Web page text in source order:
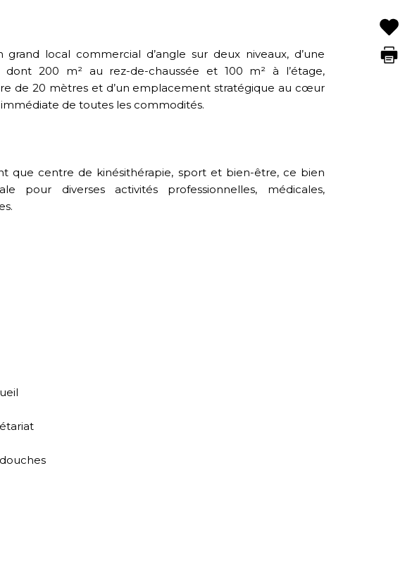
local commercial d’angle sur deux niveaux, d’une
200 m² au rez-de-chaussée et 100 m² à l’étage,
de 20 mètres et d’un emplacement stratégique au cœur
de toutes les commodités.
que centre de kinésithérapie, sport et bien-être, ce bien
pour diverses activités professionnelles, médicales,